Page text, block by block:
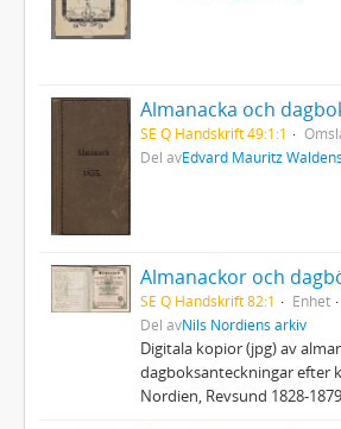
Almanacka och
SE Q Handskrift 49:1:1
Del avEdvard Mauritz
Almanackor och
SE Q Handskrift 82:1 Enhet
Del avNils Nordiens arkiv
Digitala kopior (jpg) av
dagboksanteckningar efter
Nordien, Revsund 1828-1879